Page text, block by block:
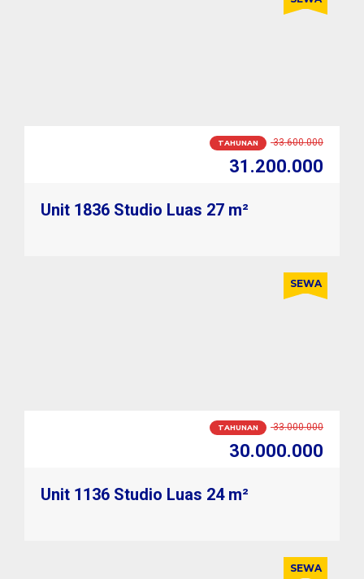
BULANAN 3.000.000
2.700.000
Unit 1836 Studio Luas 27 m²
SEWA
BULANAN 2.800.000
2.600.000
Unit 1136 Studio Luas 24 m²
SEWA